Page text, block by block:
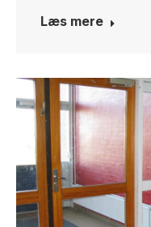
Læs mere